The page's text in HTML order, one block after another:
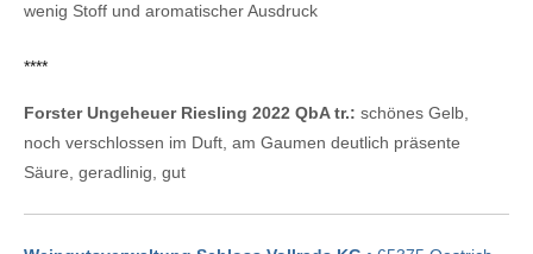
wenig Stoff und aromatischer Ausdruck
****
Forster Ungeheuer Riesling 2022 QbA tr.: schönes Gelb,
noch verschlossen im Duft, am Gaumen deutlich präsente
Säure, geradlinig, gut